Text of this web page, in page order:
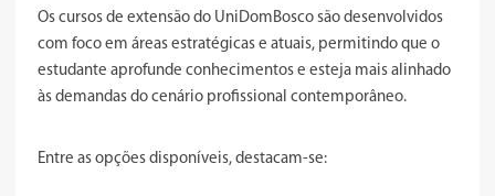
Os cursos de extensão do UniDomBosco são desenvolvidos
com foco em áreas estratégicas e atuais, permitindo que o
estudante aprofunde conhecimentos e esteja mais alinhado
às demandas do cenário profissional contemporâneo.
Entre as opções disponíveis, destacam-se: